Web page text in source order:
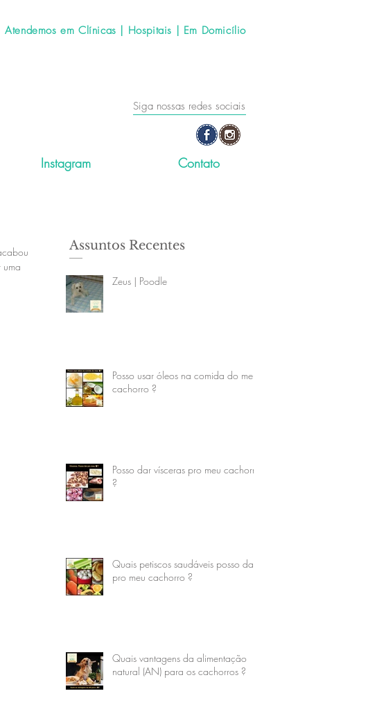
Atendemos em Clínicas | Hospitais | Em Domicílio
Siga nossas redes sociais
Instagram Contato
uma
Assuntos Recentes
Zeus | Poodle
Posso usar óleos na comida do meu
cachorro ?
Posso dar vísceras pro meu cachorro
?
Quais petiscos saudáveis posso dar
pro meu cachorro ?
Quais vantagens da alimentação
natural (AN) para os cachorros ?